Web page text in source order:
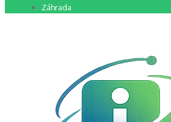
Záhrada